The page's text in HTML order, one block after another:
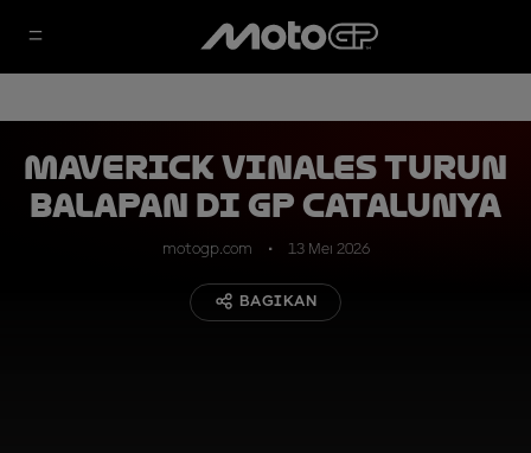
Maverick Vinales Turun
Balapan di GP Catalunya
motogp.com 13 Mei 2026
BAGIKAN